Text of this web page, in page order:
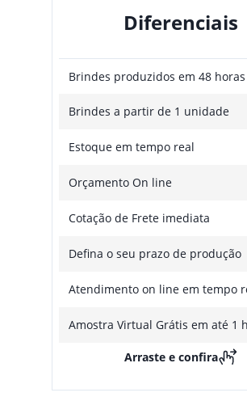
Diferenciais
Brindes produzidos em 48 horas
Brindes a partir de 1 unidade
Estoque em tempo real
Orçamento On line
Cotação de Frete imediata
Defina o seu prazo de produção
Atendimento on line em tempo
Amostra Virtual Grátis em até 1
Arraste e confira